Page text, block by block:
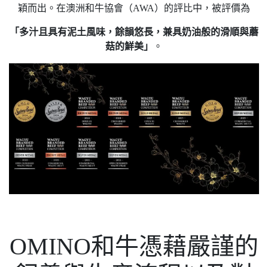
穎而出。在澳洲和牛協會（AWA）的評比中，被評價為
「多汁且具有泥土風味，餘韻悠長，兼具奶油般的滑順與蘑
菇的鮮美」
。
OMINO和牛憑藉嚴謹的